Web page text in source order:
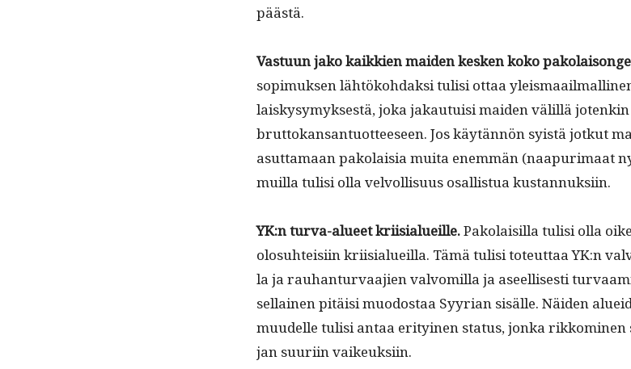
päästä.
Vas­tu­un jako kaikkien maid­en kesken koko
sopimuk­sen lähtöko­hdak­si tulisi ottaa
laiskysymyk­ses­tä, joka jakau­tu­isi maid­en välil­lä jotenkin
brut­tokansan­tuot­teeseen. Jos käytän­nön syistä jotkut
asut­ta­maan pako­laisia mui­ta enem­män (naa­puri­maat
muil­la tulisi olla velvol­lisu­us osal­lis­tua kustannuksiin.
YK:n tur­va-alueet kri­isialueille.Pako­laisil­la tulisi olla
olo­suhteisi­in kri­isialueil­la. Tämä tulisi toteut­taa YK:n
la ja rauhan­tur­vaa­jien valvom­il­la ja aseel­lis­es­ti
sel­l­ainen pitäisi muo­dostaa Syyr­i­an sisälle. Näi­den
muudelle tulisi antaa eri­tyi­nen sta­tus, jon­ka
jan suuri­in vaikeuksiin.